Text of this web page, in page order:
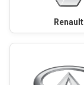
Renault